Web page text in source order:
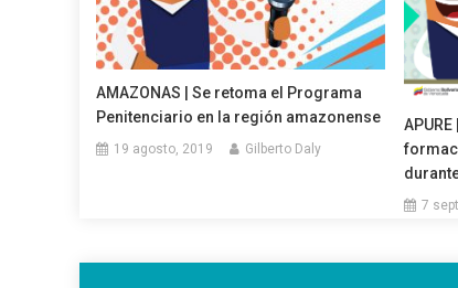
AMAZONAS | Se retoma el Programa
Penitenciario en la región amazonense
19 agosto, 2019 Gilberto Daly
7